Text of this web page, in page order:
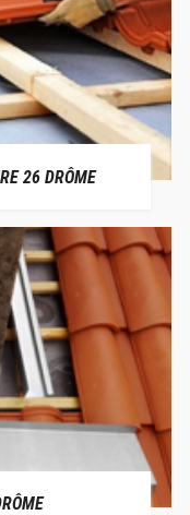
26 DRÔME